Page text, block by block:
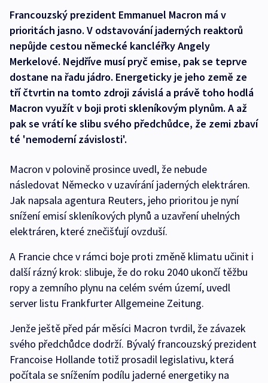
Francouzský prezident Emmanuel Macron má v
prioritách jasno. V odstavování jaderných reaktorů
nepůjde cestou německé kancléřky Angely
Merkelové. Nejdříve musí pryč emise, pak se teprve
dostane na řadu jádro. Energeticky je jeho země ze
tří čtvrtin na tomto zdroji závislá a právě toho hodlá
Macron využít v boji proti skleníkovým plynům. A až
pak se vrátí ke slibu svého předchůdce, že zemi zbaví
té 'nemoderní závislosti'.
Macron v polovině prosince uvedl, že nebude
následovat Německo v uzavírání jaderných elektráren.
Jak napsala agentura Reuters, jeho prioritou je nyní
snížení emisí skleníkových plynů a uzavření uhelných
elektráren, které znečišťují ovzduší.
A Francie chce v rámci boje proti změně klimatu učinit i
další rázný krok: slibuje, že do roku 2040 ukončí těžbu
ropy a zemního plynu na celém svém území, uvedl
server listu Frankfurter Allgemeine Zeitung.
Jenže ještě před pár měsíci Macron tvrdil, že závazek
svého předchůdce dodrží. Bývalý francouzský prezident
Francoise Hollande totiž prosadil legislativu, která
počítala se snížením podílu jaderné energetiky na